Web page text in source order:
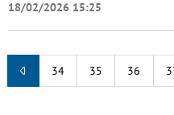
18/02/2026 15:25
34 35 36